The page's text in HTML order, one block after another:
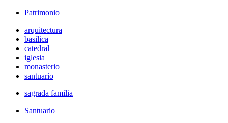
Patrimonio
arquitectura
basilica
catedral
iglesia
monasterio
santuario
sagrada familia
Santuario